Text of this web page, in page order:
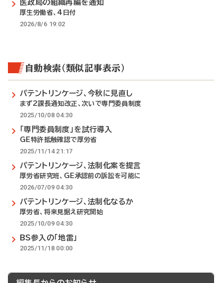
医政局の組織再編を通知
厚生労働省、4日付
2026/8/6 19:02
自動検索（類似記事表示）
パテントリンケージ、今秋に見直し
まず2課長通知改正、次いで専門委員制度
2025/10/08 04:30
「専門委員制度」を試行導入
GE特許抵触確認で厚労省
2025/11/14 21:17
パテントリンケージ、法制化案を提言
厚労省研究班、GE承認前の訴訟を可能に
2026/07/09 04:30
パテントリンケージ、法制化なるか
厚労省、将来見据え研究開始
2025/10/09 04:30
BS参入の「地雷」
2025/11/18 00:00